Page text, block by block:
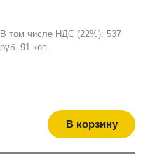
В том числе НДС (22%): 537
руб. 91 коп.
В корзину